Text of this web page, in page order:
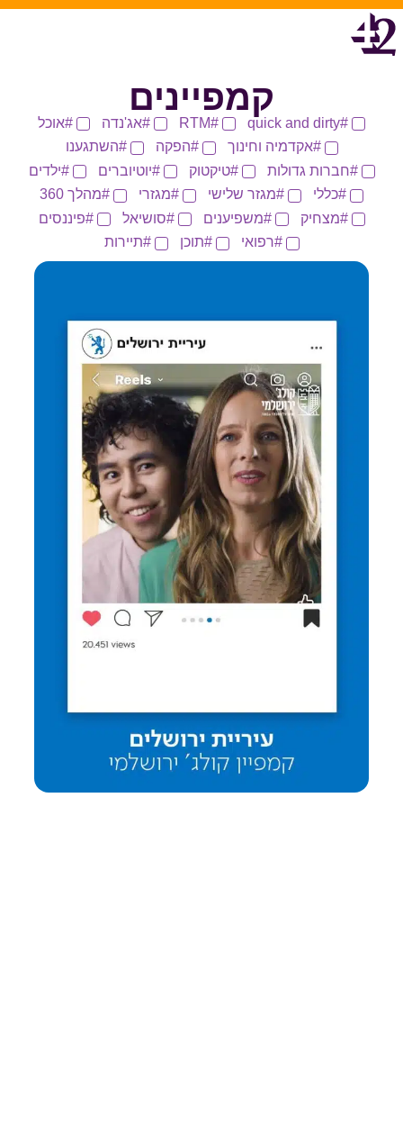
קמפיינים
quick and dirty
RTM אג'נדה
אוכל
אקדמיה וחינוך
הפקה
השתגענו
חברות גדולות
טיקטוק יוטיוברים
ילדים
כללי
מגזר שלישי מגזרי
מהלך 360
מצחיק
משפיענים סושיאל
פיננסים
רפואי
תוכן תיירות